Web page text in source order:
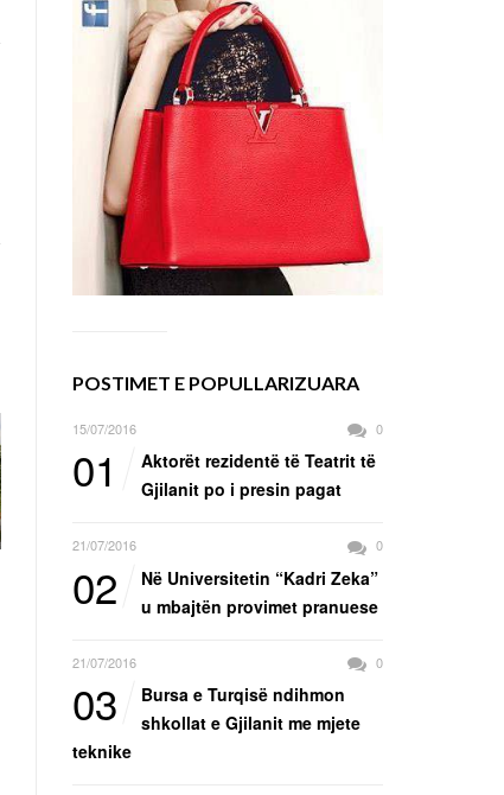
POSTIMET E POPULLARIZUARA
15/07/2016 0
01
Aktorët rezidentë të Teatrit të
Gjilanit po i presin pagat
21/07/2016 0
02
Në Universitetin “Kadri Zeka”
u mbajtën provimet pranuese
21/07/2016 0
03
Bursa e Turqisë ndihmon
shkollat e Gjilanit me mjete
teknike